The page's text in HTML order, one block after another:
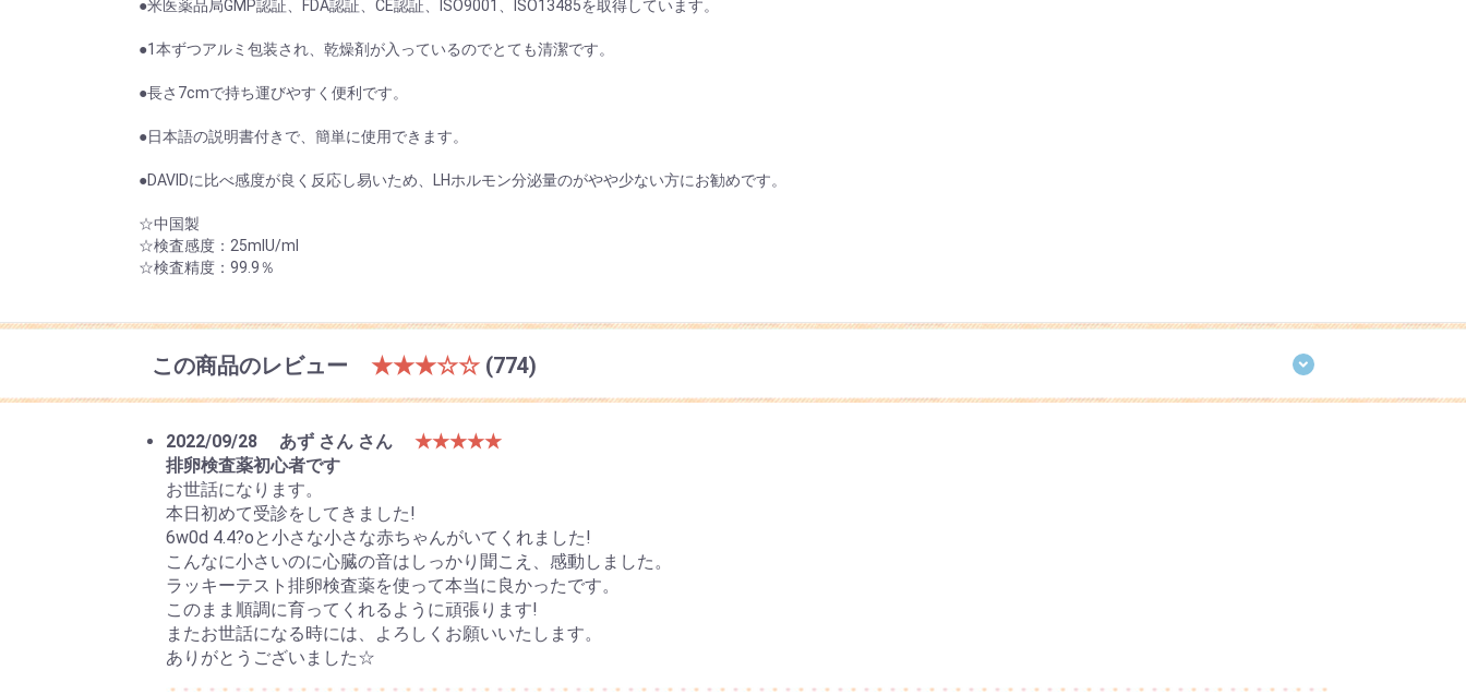
●米医薬品局GMP認証、FDA認証、CE認証、ISO9001、ISO13485を取得しています。
●1本ずつアルミ包装され、乾燥剤が入っているのでとても清潔です。
●長さ7cmで持ち運びやすく便利です。
●日本語の説明書付きで、簡単に使用できます。
●DAVIDに比べ感度が良く反応し易いため、LHホルモン分泌量のがやや少ない方にお勧めです。
☆中国製
☆検査感度：25mlU/ml
☆検査精度：99.9％
この商品のレビュー ★★★☆☆ (774)
2022/09/28 あず さん さん
★★★★★
排卵検査薬初心者です
お世話になります。
本日初めて受診をしてきました!
6w0d 4.4?oと小さな小さな赤ちゃんがいてくれました!
こんなに小さいのに心臓の音はしっかり聞こえ、感動しました。
ラッキーテスト排卵検査薬を使って本当に良かったです。
このまま順調に育ってくれるように頑張ります!
またお世話になる時には、よろしくお願いいたします。
ありがとうございました☆